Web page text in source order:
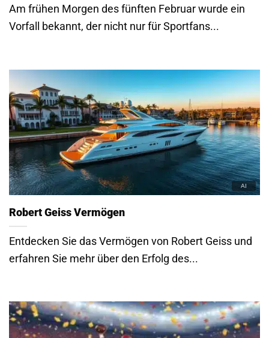
Am frühen Morgen des fünften Februar wurde ein
Vorfall bekannt, der nicht nur für Sportfans...
Robert Geiss Vermögen
Entdecken Sie das Vermögen von Robert Geiss und
erfahren Sie mehr über den Erfolg des...